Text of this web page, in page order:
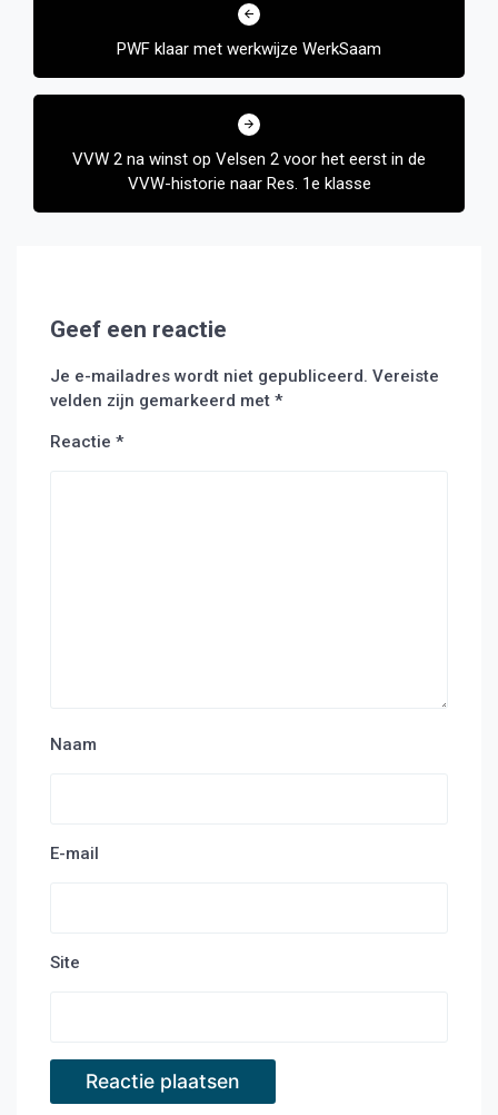
PWF klaar met werkwijze WerkSaam
VVW 2 na winst op Velsen 2 voor het eerst in de
VVW-historie naar Res. 1e klasse
Geef een reactie
Je e-mailadres wordt niet gepubliceerd. Vereiste
velden zijn gemarkeerd met *
Reactie *
Naam
E-mail
Site